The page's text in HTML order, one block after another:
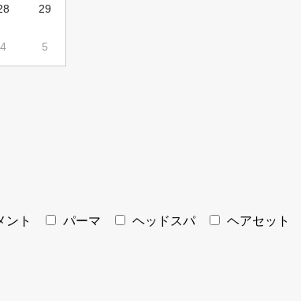
29
4 5
ント パーマ ヘッドスパ ヘアセット